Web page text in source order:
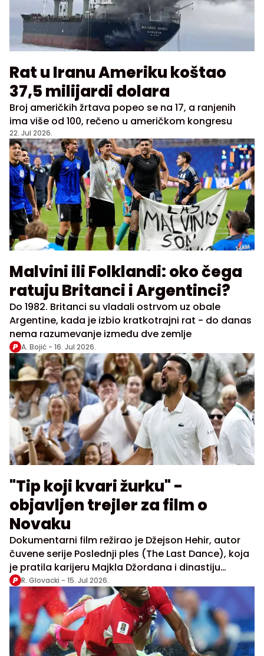
Rat u Iranu Ameriku koštao
37,5 milijardi dolara
Broj američkih žrtava popeo se na 17, a ranjenih
ima više od 100, rečeno u američkom kongresu
22. Jul 2026.
Malvini ili Folklandi: oko čega
ratuju Britanci i Argentinci?
Do 1982. Britanci su vladali ostrvom uz obale
Argentine, kada je izbio kratkotrajni rat - do danas
nema razumevanje između dve zemlje
A. Bojić - 16. Jul 2026.
"Tip koji kvari žurku" -
objavljen trejler za film o
Novaku
Dokumentarni film režirao je Džejson Hehir, autor
čuvene serije Poslednji ples (The Last Dance), koja
je pratila karijeru Majkla Džordana i dinastiju
Čikago bulsa
R. Glovacki - 15. Jul 2026.